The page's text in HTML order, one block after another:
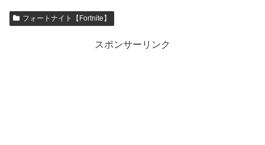
フォートナイト【Fortnite】
スポンサーリンク